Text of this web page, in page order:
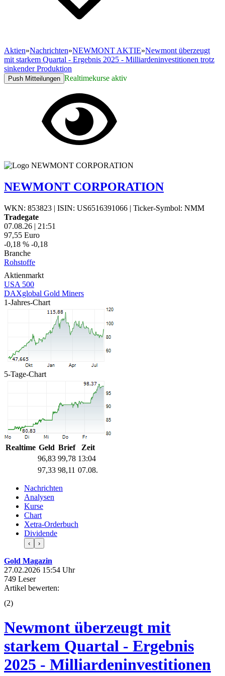
Aktien»Nachrichten»NEWMONT AKTIE»Newmont überzeugt
mit starkem Quartal - Ergebnis 2025 - Milliardeninvestitionen trotz
sinkender Produktion
Push Mitteilungen Realtimekurse aktiv
NEWMONT CORPORATION
WKN: 853823 | ISIN: US6516391066 | Ticker-Symbol: NMM
Tradegate
07.08.26 | 21:51
97,55 Euro
-0,18 % -0,18
Branche
Rohstoffe
Aktienmarkt
USA 500
DAXglobal Gold Miners
1-Jahres-Chart
5-Tage-Chart
Realtime Geld Brief
Zeit
96,83 99,78 13:04
97,33 98,11 07.08.
Nachrichten
Analysen
Kurse
Chart
Xetra-Orderbuch
Dividende
‹ ›
Gold Magazin
27.02.2026 15:54 Uhr
749 Leser
Artikel bewerten:
(2)
Newmont überzeugt mit
starkem Quartal - Ergebnis
2025 - Milliardeninvestitionen